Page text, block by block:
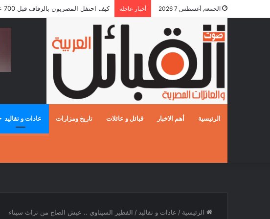
الجمعة, أغسطس 7 2026 أخبار عاجلة 5 قوافل إماراتية تعبر إلى قطاع غزة محملة بـ792 طناً من المساعدات الإنسانية
الرئيسية أهم الاخبار قبائل و عائلات تاريخ ومزارات عادات و تقاليد
الرئيسية / عادات و تقاليد / الفطير السيناوي .. عيش الصاج من تراث سيناء